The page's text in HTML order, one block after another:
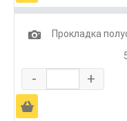
1
Прокладка
- +
Ä